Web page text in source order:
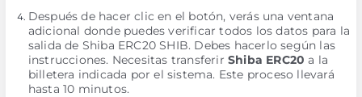
Después de hacer clic en el botón, verás una ventana
adicional donde puedes verificar todos los datos para la
salida de Shiba ERC20 SHIB. Debes hacerlo según las
instrucciones. Necesitas transferir Shiba ERC20 a la
billetera indicada por el sistema. Este proceso llevará
hasta 10 minutos.